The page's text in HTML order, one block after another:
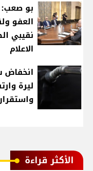
بو صعب:
العفو
نقيبي
الاعلام
الأكثر قراءة